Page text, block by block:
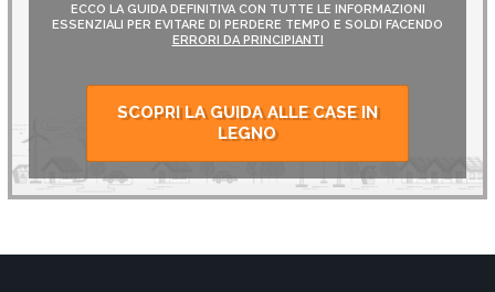
ECCO LA GUIDA DEFINITIVA CON TUTTE LE INFORMAZIONI
ESSENZIALI PER EVITARE DI PERDERE TEMPO E SOLDI FACENDO
ERRORI DA PRINCIPIANTI
SCOPRI LA GUIDA ALLE CASE IN
LEGNO